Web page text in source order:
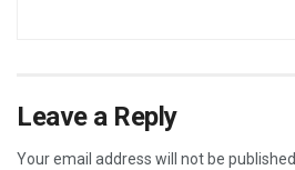
Leave a Reply
Your email address will not be published.